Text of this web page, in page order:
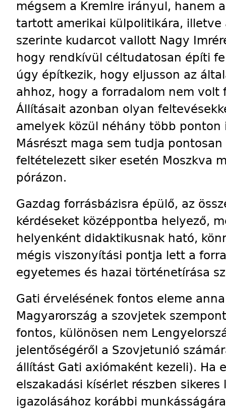
mégsem a Kremlre irányul, hanem
tartott amerikai külpolitikára, illetve
szerinte kudarcot vallott Nagy
hogy rendkívül céltudatosan építi
úgy építkezik, hogy eljusson az
ahhoz, hogy a forradalom nem
Állításait azonban olyan
amelyek közül néhány több ponton
Másrészt maga sem tudja
feltételezett siker esetén Moszkva
pórázon.
Gazdag forrásbázisra épülő, az
kérdéseket középpontba helyező,
helyenként didaktikusnak ható,
mégis viszonyítási pontja lett a
egyetemes és hazai történetírása
Gati érvelésének fontos eleme
Magyarország a szovjetek
fontos, különösen nem
jelentőségéről a Szovjetunió
ál­lítást Gati axiómaként kezeli). Ha
elszakadási kísérlet részben
igazolásához korábbi